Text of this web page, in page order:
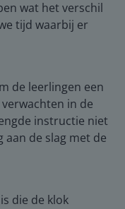
wat het verschil
tijd waarbij er
de leerlingen een
in de
instructie niet
aan de slag met de
die de klok